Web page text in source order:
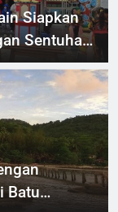
Siapkan
Sentuhan
Batu